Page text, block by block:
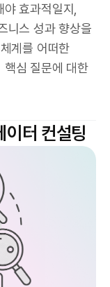
효과적일지,
니스 성과 향상을
계를 어떠한
핵심 질문에 대한
터 컨설팅